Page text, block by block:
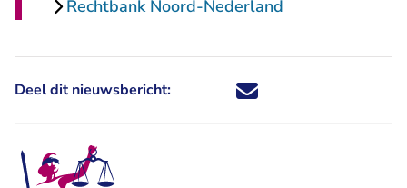
Rechtbank Noord-Nederland
Deel dit nieuwsbericht: Deel dit nieuwsbericht via X -
Deel dit nieuwsbericht via
Deel dit nieuwsbericht
Deel dit